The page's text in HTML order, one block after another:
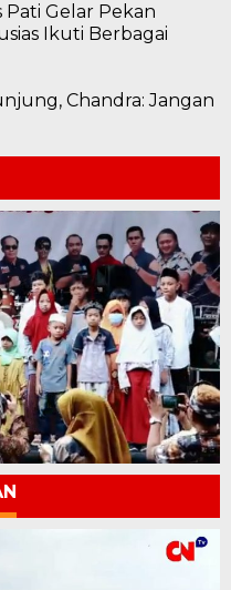
Pati Gelar Pekan
Ikuti Berbagai
Chandra: Jangan